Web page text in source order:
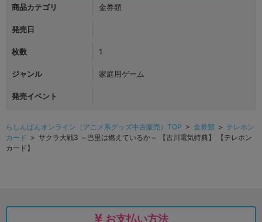
商品カテゴリ 金券類
発売日
枚数 1
ジャンル 家庭用ゲーム
発売イベント
らしんばんオンライン（アニメ系グッズ中古販売）TOP > 金券類 > テレホン
カード > サクラ大戦3 ～巴里は燃えているか～ 【古川電気特典】 【テレホン
カード】
お支払い方法